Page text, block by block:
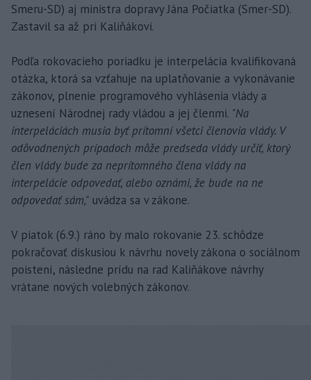
Smeru-SD) aj ministra dopravy Jána Počiatka (Smer-SD).
Zastavil sa až pri Kaliňákovi.
Podľa rokovacieho poriadku je interpelácia kvalifikovaná
otázka, ktorá sa vzťahuje na uplatňovanie a vykonávanie
zákonov, plnenie programového vyhlásenia vlády a
uznesení Národnej rady vládou a jej členmi. "Na
interpeláciách musia byť prítomní všetci členovia vlády. V
odôvodnených prípadoch môže predseda vlády určiť, ktorý
člen vlády bude za neprítomného člena vlády na
interpelácie odpovedať, alebo oznámi, že bude na ne
odpovedať sám," uvádza sa v zákone.
V piatok (6.9.) ráno by malo rokovanie 23. schôdze
pokračovať diskusiou k návrhu novely zákona o sociálnom
poistení, následne prídu na rad Kaliňákove návrhy
vrátane nových volebných zákonov.